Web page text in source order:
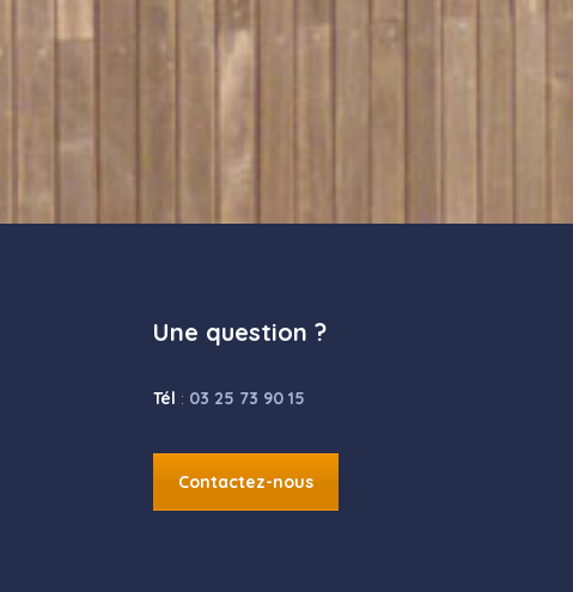
Une question ?
Tél : 03 25 73 90 15
Contactez-nous